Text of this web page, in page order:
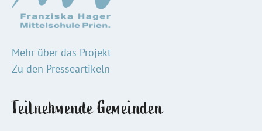
Mehr über das Projekt
Zu den Presseartikeln
Teilnehmende Gemeinden